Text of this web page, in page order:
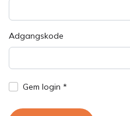
Adgangskode
Gem login *